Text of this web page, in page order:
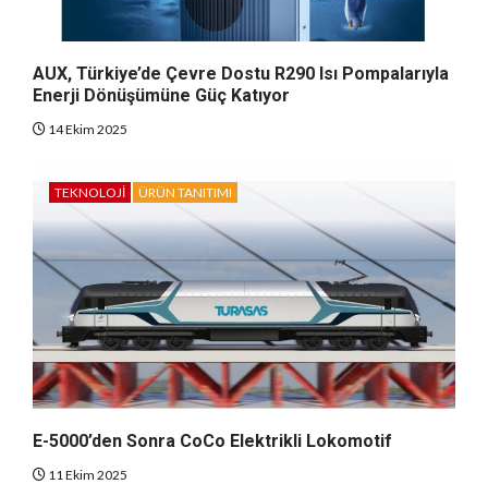
AUX, Türkiye’de Çevre Dostu R290 Isı Pompalarıyla
Enerji Dönüşümüne Güç Katıyor
14 Ekim 2025
TEKNOLOJI ÜRÜN TANITIMI
E-5000’den Sonra CoCo Elektrikli Lokomotif
11 Ekim 2025